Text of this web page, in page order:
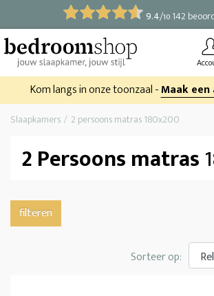
9.4/10 142
Kom langs in onze toonzaal -Maak
Slaapkamers 2 persoons matras 180x200
2 Persoons matras
filteren
Sorteer op: